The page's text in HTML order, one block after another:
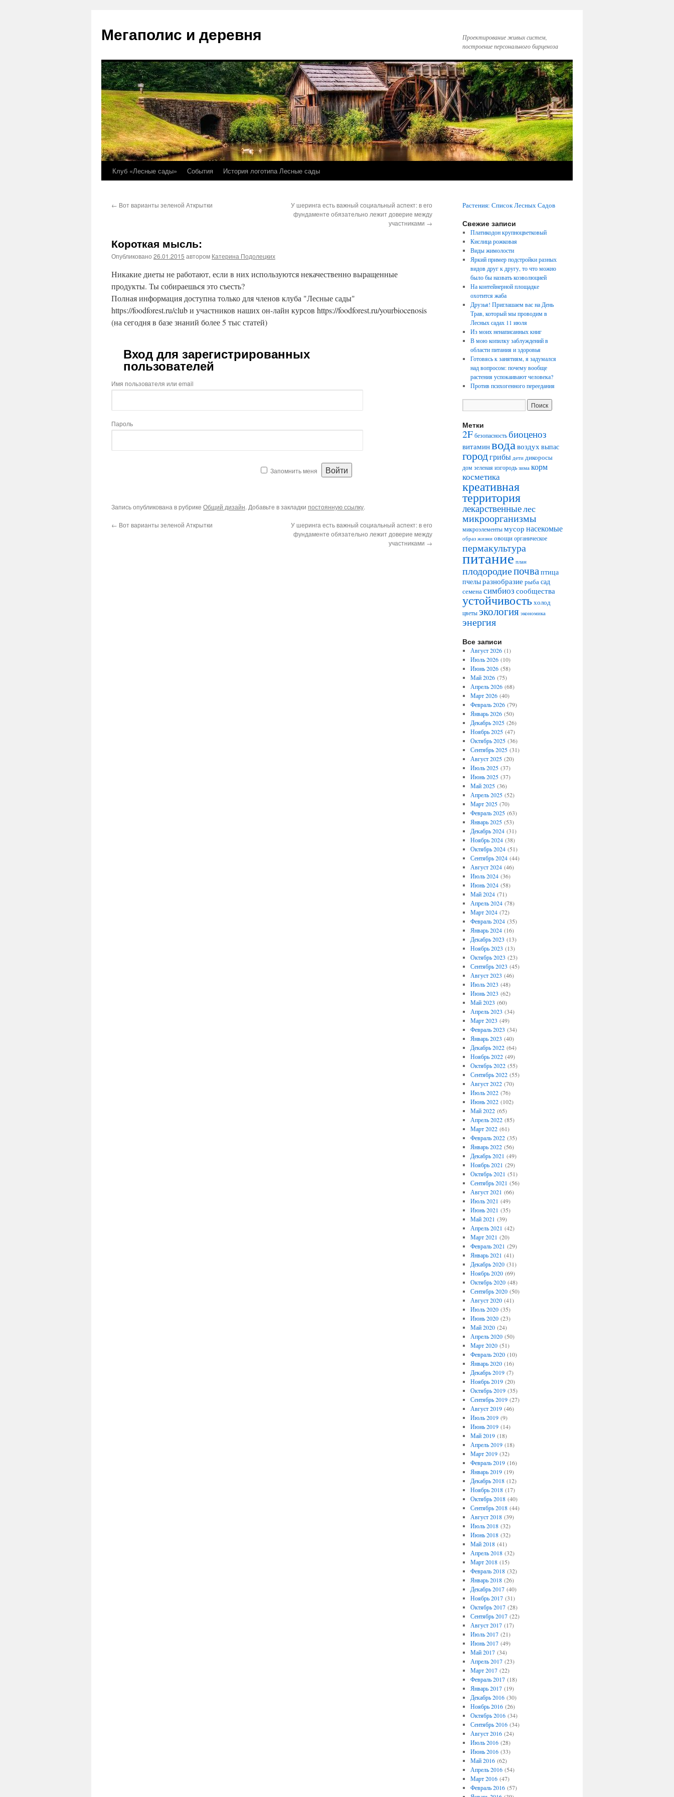
содержимому
Мегаполис и деревня
Проектирование живых систем,
построение персонального бирценоза
Клуб «Лесные сады» События История логотипа Лесные сады
← Вот варианты зеленой Аткрытки
У шеринга есть важный социальный аспект: в его
фундаменте обязательно лежит доверие между
участниками →
Короткая мысль:
Опубликовано 26.01.2015 автором Катерина Подолецких
Никакие диеты не работают, если в них используются некачественно выращенные
продукты. Ты собираешься это съесть?
Полная информация доступна только для членов клуба "Лесные сады"
https://foodforest.ru/club и участников наших он-лайн курсов https://foodforest.ru/yourbiocenosis
(на сегодня в базе знаний более 5 тыс статей)
Вход для зарегистрированных
пользователей
Имя пользователя или email
Пароль
Запомнить меня
Запись опубликована в рубрике Общий дизайн. Добавьте в закладки постоянную ссылку.
← Вот варианты зеленой Аткрытки
У шеринга есть важный социальный аспект: в его
фундаменте обязательно лежит доверие между
участниками →
Растения: Список Лесных Садов
Свежие записи
Платикодон крупноцветковый
Кислица рожковая
Виды жимолости
Яркий пример подстройки разных
видов друг к другу, то что можно
было бы назвать коэволюцией
На контейнерной площадке
охотится жаба
Друзья! Приглашаем вас на День
Трав, который мы проводим в
Лесных садах 11 июля
Из моих ненаписанных книг
В мою копилку заблуждений в
области питания и здоровья
Готовясь к занятиям, я задумался
над вопросом: почему вообще
растения успокаивают человека?
Против психогенного переедания
Метки
2F безопасность биоценоз
витаминводавоздухвыпас
городгрибы дети дикоросы
домзеленая изгородь зима корм
косметика
креативная
территория
лекарственныелес
микроорганизмы
микроэлементымусор насекомые
образ жизни овощи органическое
пермакультура
питание план
плодородиепочваптица
пчелыразнобразие рыбасад
семенасимбиоз сообщества
устойчивостьхолод
цветы экология экономика
энергия
Все записи
Август 2026(1)
Июль 2026(10)
Июнь 2026(58)
Май 2026(75)
Апрель 2026(68)
Март 2026(40)
Февраль 2026(79)
Январь 2026(50)
Декабрь 2025(26)
Ноябрь 2025(47)
Октябрь 2025(36)
Сентябрь 2025(31)
Август 2025(20)
Июль 2025(37)
Июнь 2025(37)
Май 2025(36)
Апрель 2025(52)
Март 2025(70)
Февраль 2025(63)
Январь 2025(53)
Декабрь 2024(31)
Ноябрь 2024(38)
Октябрь 2024(51)
Сентябрь 2024(44)
Август 2024(46)
Июль 2024(36)
Июнь 2024(58)
Май 2024(71)
Апрель 2024(78)
Март 2024(72)
Февраль 2024(35)
Январь 2024(16)
Декабрь 2023 (13)
Ноябрь 2023 (13)
Октябрь 2023 (23)
Сентябрь 2023 (45)
Август 2023 (46)
Июль 2023 (48)
Июнь 2023 (62)
Май 2023 (60)
Апрель 2023 (34)
Март 2023 (49)
Февраль 2023 (34)
Январь 2023 (40)
Декабрь 2022(64)
Ноябрь 2022(49)
Октябрь 2022(55)
Сентябрь 2022(55)
Август 2022(70)
Июль 2022(76)
Июнь 2022(102)
Май 2022(65)
Апрель 2022(85)
Март 2022(61)
Февраль 2022(35)
Январь 2022(56)
Декабрь 2021 (49)
Ноябрь 2021 (29)
Октябрь 2021 (51)
Сентябрь 2021 (56)
Август 2021 (66)
Июль 2021 (49)
Июнь 2021 (35)
Май 2021 (39)
Апрель 2021 (42)
Март 2021 (20)
Февраль 2021 (29)
Январь 2021 (41)
Декабрь 2020(31)
Ноябрь 2020(69)
Октябрь 2020(48)
Сентябрь 2020(50)
Август 2020(41)
Июль 2020(35)
Июнь 2020(23)
Май 2020(24)
Апрель 2020(50)
Март 2020(51)
Февраль 2020(10)
Январь 2020(16)
Декабрь 2019(7)
Ноябрь 2019(20)
Октябрь 2019(35)
Сентябрь 2019(27)
Август 2019(46)
Июль 2019(9)
Июнь 2019(14)
Май 2019(18)
Апрель 2019(18)
Март 2019(32)
Февраль 2019(16)
Январь 2019(19)
Декабрь 2018(12)
Ноябрь 2018(17)
Октябрь 2018(40)
Сентябрь 2018(44)
Август 2018(39)
Июль 2018(32)
Июнь 2018(32)
Май 2018(41)
Апрель 2018(32)
Март 2018(15)
Февраль 2018(32)
Январь 2018(26)
Декабрь 2017(40)
Ноябрь 2017(31)
Октябрь 2017(28)
Сентябрь 2017(22)
Август 2017(17)
Июль 2017(21)
Июнь 2017(49)
Май 2017(34)
Апрель 2017(23)
Март 2017(22)
Февраль 2017(18)
Январь 2017(19)
Декабрь 2016(30)
Ноябрь 2016(26)
Октябрь 2016(34)
Сентябрь 2016(34)
Август 2016(24)
Июль 2016(28)
Июнь 2016(33)
Май 2016(62)
Апрель 2016(54)
Март 2016(47)
Февраль 2016(57)